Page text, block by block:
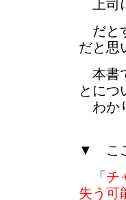
上司
だと
だと思
本書
とにつ
わか
▼ こ
「 チ
失う可